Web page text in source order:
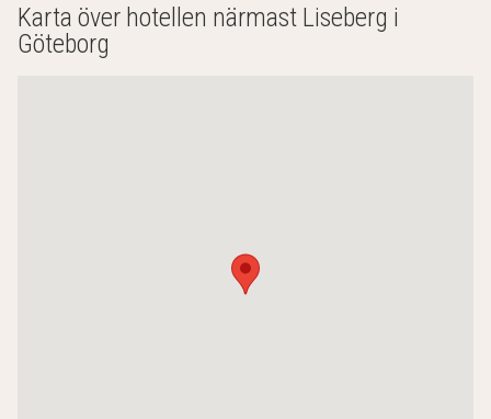
hotell
och
Karta över hotellen närmast Liseberg i
Göteborg